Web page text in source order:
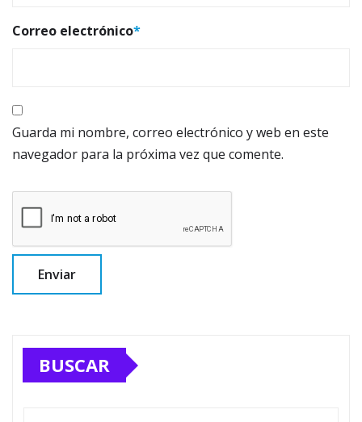
Correo electrónico*
Guarda mi nombre, correo electrónico y web en este
navegador para la próxima vez que comente.
BUSCAR